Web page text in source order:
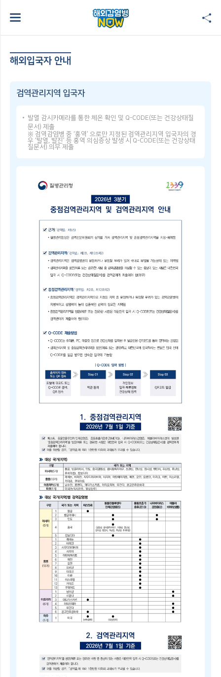
해외입국자 안내
검역관리지역 입국자
발열 감시카메라를 통한 체온 확인 및 Q-CODE(또는 건강상태질
문서) 제출
※ 검역감염병 중 ‘홍역’ 으로만 지정된 검역관리지역 입국자의 경
우 ‘발열, 발진’ 등 홍역 의심증상 발생 시 Q-CODE(또는 건강상태
질문서) 의무 제출